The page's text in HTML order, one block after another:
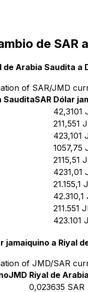
de SAR
de Arabia Saudita a
of SAR/JMD
SauditaSAR Dólar
42,3101
211,551
423,101
1057,75
2115,51
4231,01
21.155,1
42.310,1
211.551
423.101
jamaiquino a Riyal
of JMD/SAR
JMD Riyal de
0,023635 SAR